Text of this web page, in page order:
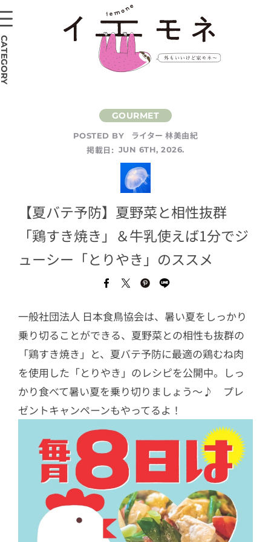
POSTED BY
ライター 林美由紀
掲載日: JUN 6TH, 2026.
【夏バテ予防】夏野菜と相性抜群
「鶏すき焼き」＆牛乳使えば1分でジ
ューシー「とりやき」のススメ
一般社団法人 日本食鳥協会は、暑い夏をしっかり
乗り切ることができる、夏野菜との相性も抜群の
「鶏すき焼き」と、夏バテ予防に最適の鶏むね肉
を使用した「とりやき」のレシピを公開中。しっ
かり食べて暑い夏を乗り切りましょう～♪ プレ
ゼントキャンペーンもやってるよ！